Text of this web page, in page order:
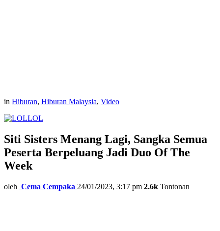
in Hiburan, Hiburan Malaysia, Video
LOL
Siti Sisters Menang Lagi, Sangka Semua
Peserta Berpeluang Jadi Duo Of The
Week
oleh Cema Cempaka 24/01/2023, 3:17 pm 2.6k Tontonan